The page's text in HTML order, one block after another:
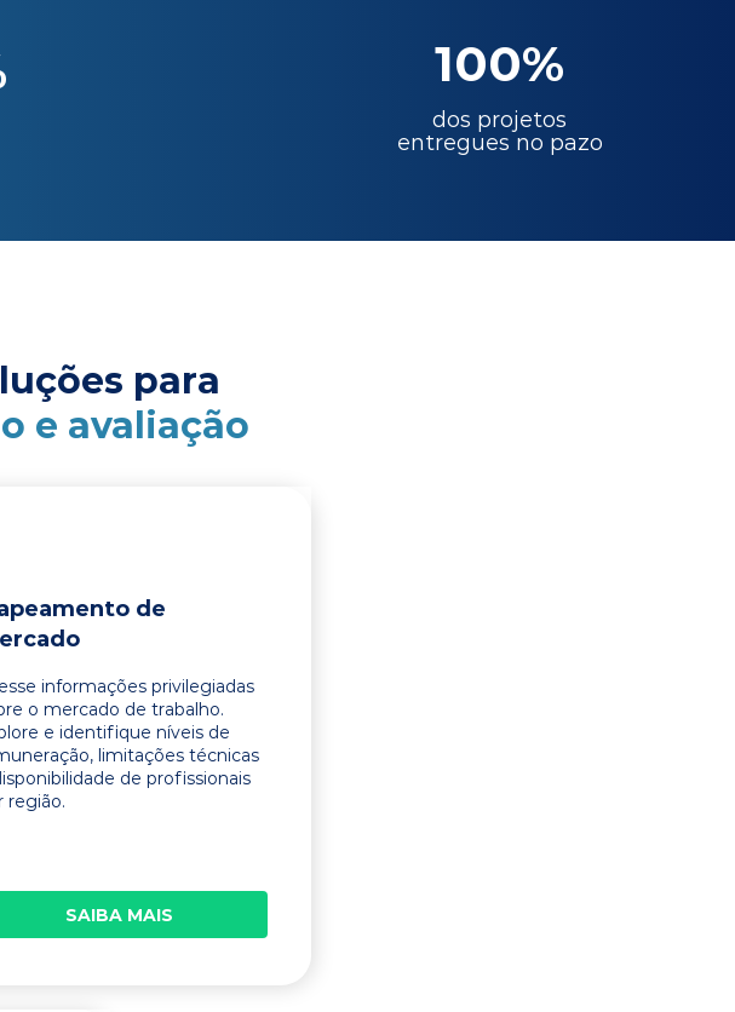
100%
dos projetos
entregues no pazo
para
e avaliação
de
informações privilegiadas
o mercado de trabalho.
e identifique níveis de
limitações técnicas
de profissionais
região.
SAIBA MAIS